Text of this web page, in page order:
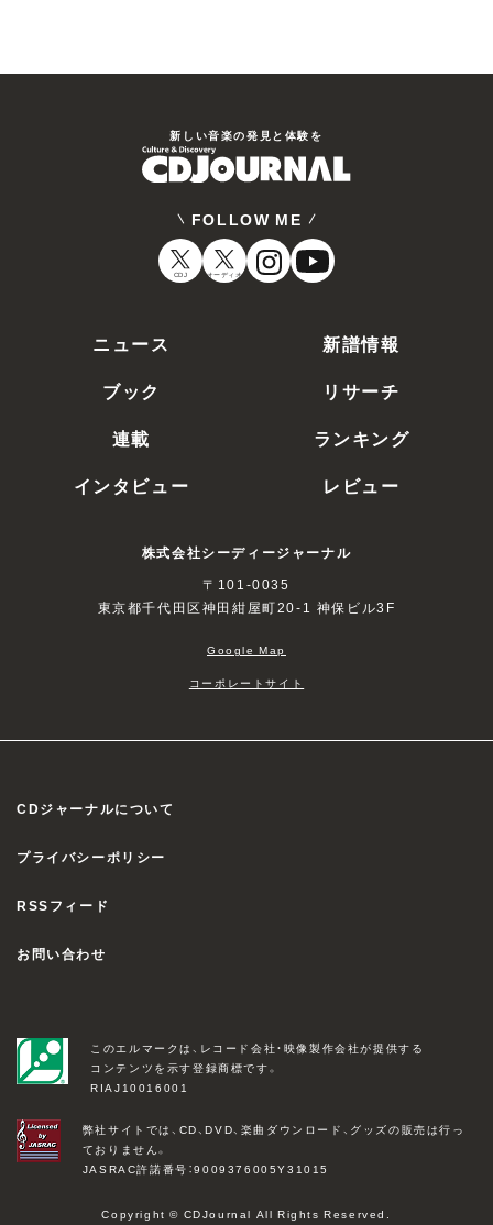
新しい⾳楽の発⾒と体験を
FOLLOW ME
CDJ オーディオ
ニュース
新譜情報
ブック
リサーチ
連載
ランキング
インタビュー
レビュー
株式会社シーディージャーナル
〒101-0035
東京都千代田区神田紺屋町20-1 神保ビル3F
Google Map
コーポレートサイト
CDジャーナルについて
プライバシーポリシー
RSSフィード
お問い合わせ
このエルマークは、レコード会社・映像製作会社が提供する
コンテンツを示す登録商標です。
RIAJ10016001
弊社サイトでは、CD、DVD、楽曲ダウンロード、グッズの販売は行っ
ておりません。
JASRAC許諾番号：9009376005Y31015
Copyright © CDJournal All Rights Reserved.